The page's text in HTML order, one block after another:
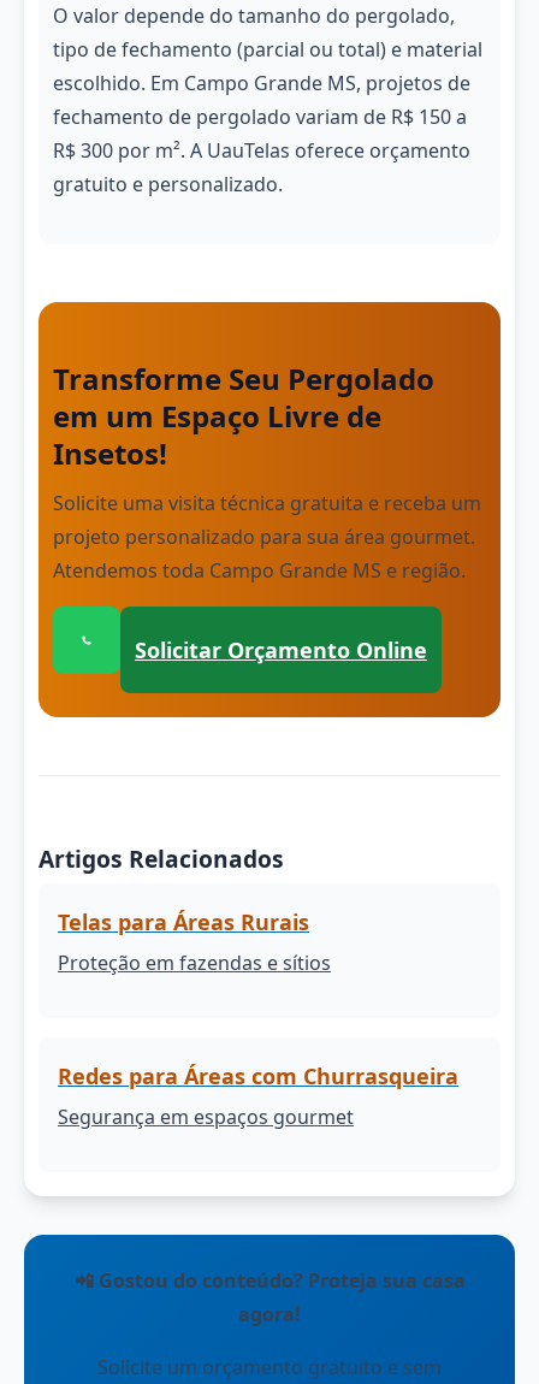
O valor depende do tamanho do pergolado,
tipo de fechamento (parcial ou total) e material
escolhido. Em Campo Grande MS, projetos de
fechamento de pergolado variam de R$ 150 a
R$ 300 por m². A UauTelas oferece orçamento
gratuito e personalizado.
Transforme Seu Pergolado
em um Espaço Livre de
Insetos!
Solicite uma visita técnica gratuita e receba um
projeto personalizado para sua área gourmet.
Atendemos toda Campo Grande MS e região.
Clique para conversar com nossa equipe
Solicitar Orçamento Online
Artigos Relacionados
Telas para Áreas Rurais
Proteção em fazendas e sítios
Redes para Áreas com Churrasqueira
Segurança em espaços gourmet
📲 Gostou do conteúdo? Proteja sua casa
agora!
Solicite um orçamento gratuito e sem